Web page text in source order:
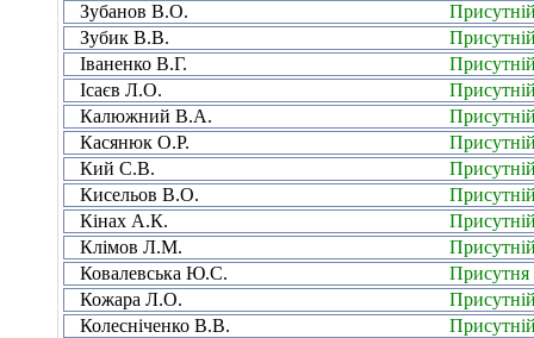
Зубанов В.О.
Зубик В.В.
Іваненко В.Г.
Ісаєв Л.О.
Калюжний В.А.
Касянюк О.Р.
Кий С.В.
Кисельов В.О.
Кінах А.К.
Клімов Л.М.
Ковалевська Ю.С.
Присутня
Кожара Л.О.
Колесніченко В.В.